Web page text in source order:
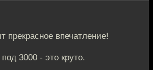
прекрасное впечатление!
3000 - это круто.